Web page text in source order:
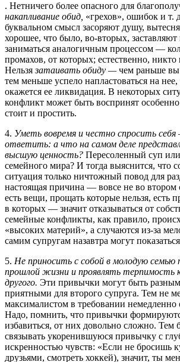
. Нетничего более опасного для
накапливание обид, «грехов», ошибок и т.
буквальном смысл засоряют душу,
хорошее, что было, во-вторых, заставляют
заниматься аналогичным процессом —
промахов, от которых; естественно, никто
Нельзязатаивать обиду —чем раньше вы
тем меньше успело напластоваться на
окажется ее ликвидация. В некоторых
конфликт может быть воспринят
стоит и простить.
4. Уметь вовремя и честно спросить
ответить: а что на самом деле
высшую ценность? Пересоленный суп
семейного мира? И тогда выяснится, что
ситуация только ничтожный повод для
настоящая причина — вовсе не во втором
есть вещи, прощать которые нельзя, есть
в которых — значит отказываться от
семейные конфликты, как правило,
«высоких материй», а случаются из-за
самим супругам назавтра могут
5. Не приносить с собой в молодую семью
прошлой жизни и проявлять терпимость
другого. Эти привычки могут быть
приятными для второго супруга. Тем не
максималистом в требовании немедленно
Надо, помнить, что привычки
избавиться, от них довольно сложно. Тем
связывать укоренившуюся привычку с
искренностью чувств: «Если не бросишь
друзьями, смотреть хоккей), значит, ты